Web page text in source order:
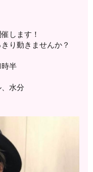
します！
り動きませんか？
半
水分